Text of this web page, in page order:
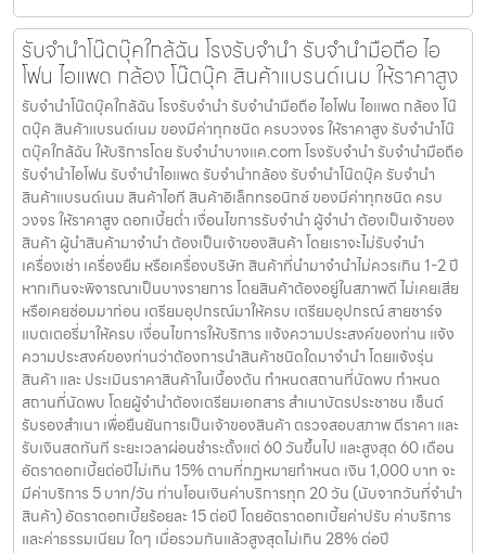
รับจำนำโน๊ตบุ๊คใกล้ฉัน โรงรับจำนำ รับจำนำมือถือ ไอ
โฟน ไอแพด กล้อง โน๊ตบุ๊ค สินค้าแบรนด์เนม ให้ราคาสูง
รับจำนำโน๊ตบุ๊คใกล้ฉัน โรงรับจำนำ รับจำนำมือถือ ไอโฟน ไอแพด กล้อง โน๊
ตบุ๊ค สินค้าแบรนด์เนม ของมีค่าทุกชนิด ครบวงจร ให้ราคาสูง รับจำนำโน๊
ตบุ๊คใกล้ฉัน ให้บริการโดย รับจํานําบางแค.com โรงรับจำนำ รับจำนำมือถือ
รับจำนำไอโฟน รับจำนำไอแพด รับจำนำกล้อง รับจำนำโน๊ตบุ๊ค รับจำนำ
สินค้าแบรนด์เนม สินค้าไอที สินค้าอิเล็กทรอนิกซ์ ของมีค่าทุกชนิด ครบ
วงจร ให้ราคาสูง ดอกเบี้ยต่ำ เงื่อนไขการรับจำนำ ผู้จำนำ ต้องเป็นเจ้าของ
สินค้า ผู้นำสินค้ามาจำนำ ต้องเป็นเจ้าของสินค้า โดยเราจะไม่รับจำนำ
เครื่องเช่า เครื่องยืม หรือเครื่องบริษัท สินค้าที่นำมาจำนำไม่ควรเกิน 1-2 ปี
หากเกินจะพิจารณาเป็นบางรายการ โดยสินค้าต้องอยู่ในสภาพดี ไม่เคยเสีย
หรือเคยซ่อมมาก่อน เตรียมอุปกรณ์มาให้ครบ เตรียมอุปกรณ์ สายชาร์จ
แบตเตอรี่มาให้ครบ เงื่อนไขการให้บริการ แจ้งความประสงค์ของท่าน แจ้ง
ความประสงค์ของท่านว่าต้องการนำสินค้าชนิดใดมาจำนำ โดยแจ้งรุ่น
สินค้า และ ประเมินราคาสินค้าในเบื้องต้น กำหนดสถานที่นัดพบ กำหนด
สถานที่นัดพบ โดยผู้จำนำต้องเตรียมเอกสาร สำเนาบัตรประชาชน เซ็นต์
รับรองสำเนา เพื่อยืนยันการเป็นเจ้าของสินค้า ตรวจสอบสภาพ ตีราคา และ
รับเงินสดทันที ระยะเวลาผ่อนชำระตั้งแต่ 60 วันขึ้นไป และสูงสุด 60 เดือน
อัตราดอกเบี้ยต่อปีไม่เกิน 15% ตามที่กฏหมายกำหนด เงิน 1,000 บาท จะ
มีค่าบริการ 5 บาท/วัน ท่านโอนเงินค่าบริการทุก 20 วัน (นับจากวันที่จำนำ
สินค้า) อัตราดอกเบี้ยร้อยละ 15 ต่อปี โดยอัตราดอกเบี้ยค่าปรับ ค่าบริการ
และค่าธรรมเนียม ใดๆ เมื่อรวมกันแล้วสูงสุดไม่เกิน 28% ต่อปี